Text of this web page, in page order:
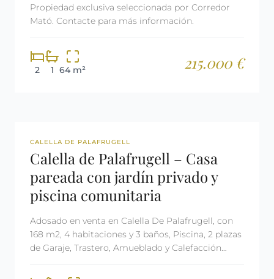
Propiedad exclusiva seleccionada por Corredor
Mató. Contacte para más información.
2 1 64 m² 215.000 €
REF: 2628 LICENCIA TURÍSTICA
CALELLA DE PALAFRUGELL
Calella de Palafrugell – Casa
pareada con jardín privado y
piscina comunitaria
Adosado en venta en Calella De Palafrugell, con
168 m2, 4 habitaciones y 3 baños, Piscina, 2 plazas
de Garaje, Trastero, Amueblado y Calefacción